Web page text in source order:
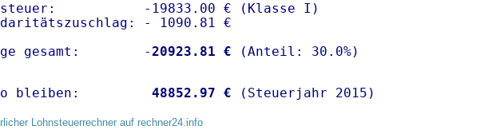
-19833.00 € (Klasse I)
- 1090.81 €
gesamt:        -20923.81 €
bleiben: 48852.97 € (Steuerjahr 2015)
Lohnsteuerrechner auf rechner24.info